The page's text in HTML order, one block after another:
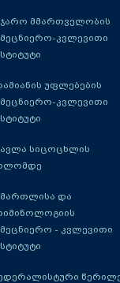
მმართველობის
კვლევითი
უფლებების
კვლევითი
სიცოცხლის
და
- კვლევითი